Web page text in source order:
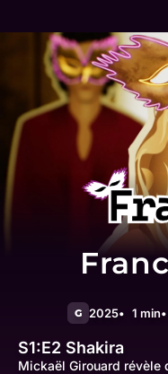
G 2025 1 min
S1:E2 Shakira
Mickaël Girouard révèle